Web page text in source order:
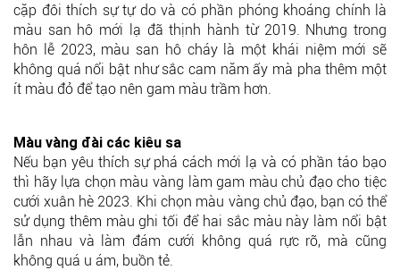
cặp đôi thích sự tự do và có phần phóng khoáng chính là
màu san hô mới lạ đã thịnh hành từ 2019. Nhưng trong
hôn lễ 2023, màu san hô cháy là một khái niệm mới sẽ
không quá nổi bật như sắc cam năm ấy mà pha thêm một
ít màu đỏ để tạo nên gam màu trầm hơn.
Màu vàng đài các kiêu sa
Nếu bạn yêu thích sự phá cách mới lạ và có phần táo bạo
thì hãy lựa chọn màu vàng làm gam màu chủ đạo cho tiệc
cưới xuân hè 2023. Khi chọn màu vàng chủ đạo, bạn có thể
sử dụng thêm màu ghi tối để hai sắc màu này làm nổi bật
lẫn nhau và làm đám cưới không quá rực rỡ, mà cũng
không quá u ám, buồn tẻ.